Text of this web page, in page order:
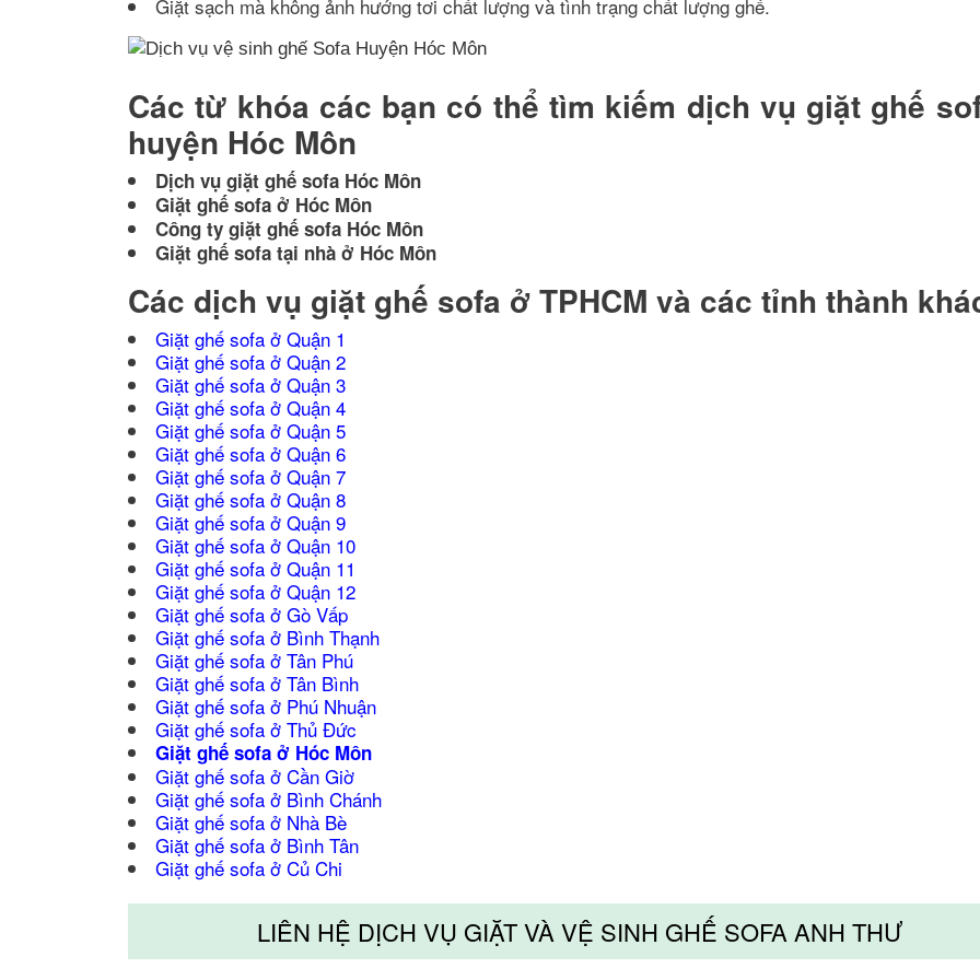
Giặt sạch mà không ảnh hướng tơi chất lượng và tình trạng chất lượng ghế.
Các từ khóa các bạn có thể tìm kiếm dịch vụ giặt ghế
huyện Hóc Môn
Dịch vụ giặt ghế sofa Hóc Môn
Giặt ghế sofa ở Hóc Môn
Công ty giặt ghế sofa Hóc Môn
Giặt ghế sofa tại nhà ở Hóc Môn
Các dịch vụ giặt ghế sofa ở TPHCM và các tỉnh thành
Giặt ghế sofa ở Quận 1
Giặt ghế sofa ở Quận 2
Giặt ghế sofa ở Quận 3
Giặt ghế sofa ở Quận 4
Giặt ghế sofa ở Quận 5
Giặt ghế sofa ở Quận 6
Giặt ghế sofa ở Quận 7
Giặt ghế sofa ở Quận 8
Giặt ghế sofa ở Quận 9
Giặt ghế sofa ở Quận 10
Giặt ghế sofa ở Quận 11
Giặt ghế sofa ở Quận 12
Giặt ghế sofa ở Gò Vấp
Giặt ghế sofa ở Bình Thạnh
Giặt ghế sofa ở Tân Phú
Giặt ghế sofa ở Tân Bình
Giặt ghế sofa ở Phú Nhuận
Giặt ghế sofa ở Thủ Đức
Giặt ghế sofa ở Hóc Môn
Giặt ghế sofa ở Cần Giờ
Giặt ghế sofa ở Bình Chánh
Giặt ghế sofa ở Nhà Bè
Giặt ghế sofa ở Bình Tân
Giặt ghế sofa ở Củ Chi
LIÊN HỆ DỊCH VỤ GIẶT VÀ VỆ SINH GHẾ SOFA ANH THƯ